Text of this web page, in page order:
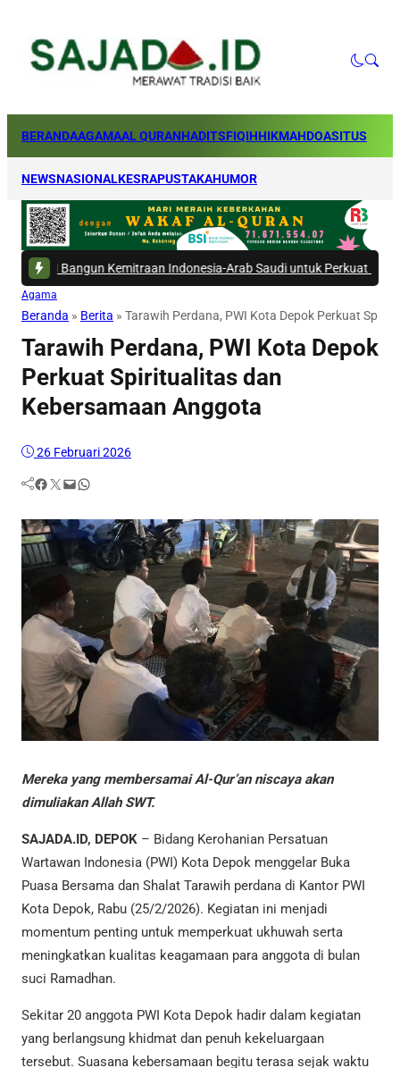
BERANDAAGAMAAL QURANHADITSFIQIHHIKMAHDOASITUS
NEWSNASIONALKESRAPUSTAKAHUMOR
Kemitraan Indonesia-Arab Saudi untuk Perkuat Ekosistem Haji
Agama
Beranda » Berita » Tarawih Perdana, PWI Kota Depok Perkuat
Tarawih Perdana, PWI Kota Depok
Perkuat Spiritualitas dan
Kebersamaan Anggota
26 Februari 2026
Facebook Twitter Mail WhatsApp
Mereka yang membersamai Al-Qur’an niscaya akan
dimuliakan Allah SWT.
SAJADA.ID, DEPOK – Bidang Kerohanian Persatuan
Wartawan Indonesia (PWI) Kota Depok menggelar Buka
Puasa Bersama dan Shalat Tarawih perdana di Kantor PWI
Kota Depok, Rabu (25/2/2026). Kegiatan ini menjadi
momentum penting untuk memperkuat ukhuwah serta
meningkatkan kualitas keagamaan para anggota di bulan
suci Ramadhan.
Sekitar 20 anggota PWI Kota Depok hadir dalam kegiatan
yang berlangsung khidmat dan penuh kekeluargaan
tersebut. Suasana kebersamaan begitu terasa sejak waktu